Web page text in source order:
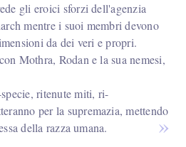
gli eroici sforzi dell'agenzia
mentre i suoi membri devono
da dei veri e propri.
Mothra, Rodan e la sua nemesi,
ritenute miti, ri-
per la supremazia, mettendo
della razza umana.